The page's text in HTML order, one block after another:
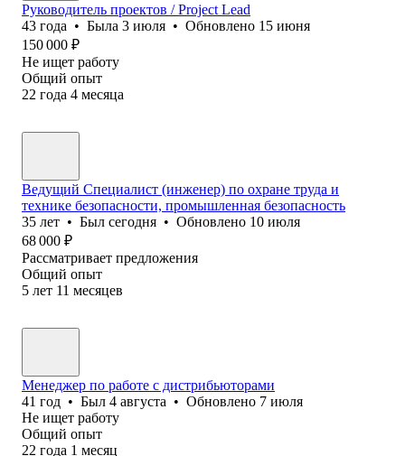
Руководитель проектов / Project Lead
43 года • Была 3 июля • Обновлено 15 июня
150 000 ₽
Не ищет работу
Общий опыт
22 года 4 месяца
Ведущий Специалист (инженер) по охране труда и
технике безопасности, промышленная безопасность
35 лет • Был сегодня • Обновлено 10 июля
68 000 ₽
Рассматривает предложения
Общий опыт
5 лет 11 месяцев
Менеджер по работе с дистрибьюторами
41 год • Был 4 августа • Обновлено 7 июля
Не ищет работу
Общий опыт
22 года 1 месяц